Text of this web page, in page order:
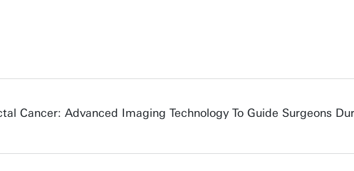
Cancer: Advanced Imaging Technology To Guide Surgeons